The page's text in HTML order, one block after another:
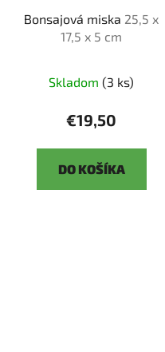
Bonsajová miska 25,5 x
17,5 x 5 cm
Skladom (3 ks)
€19,50
DO KOŠÍKA